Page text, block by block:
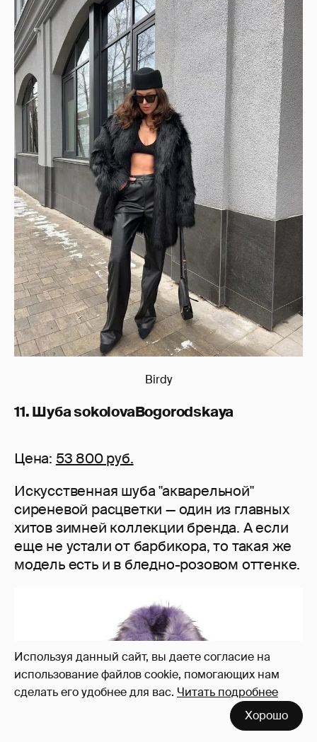
Используя данный сайт, вы даете согласие на
использование файлов cookie, помогающих нам
сделать его удобнее для вас. Читать подробнее
Хорошо
Birdy
11. Шуба sokolovaBogorodskaya
Цена: 53 800 руб.
Искусственная шуба "акварельной"
сиреневой расцветки — один из главных
хитов зимней коллекции бренда. А если
еще не устали от барбикора, то такая же
модель есть и в бледно-розовом оттенке.